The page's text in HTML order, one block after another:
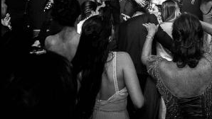
377 64